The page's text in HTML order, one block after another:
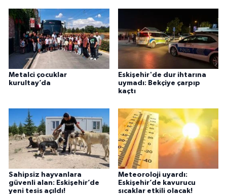
Metalci çocuklar
kurultay’da
Eskişehir'de dur ihtarına
uymadı: Bekçiye çarpıp
kaçtı
Sahipsiz hayvanlara
güvenli alan: Eskişehir’de
yeni tesis açıldı!
Meteoroloji uyardı:
Eskişehir’de kavurucu
sıcaklar etkili olacak!